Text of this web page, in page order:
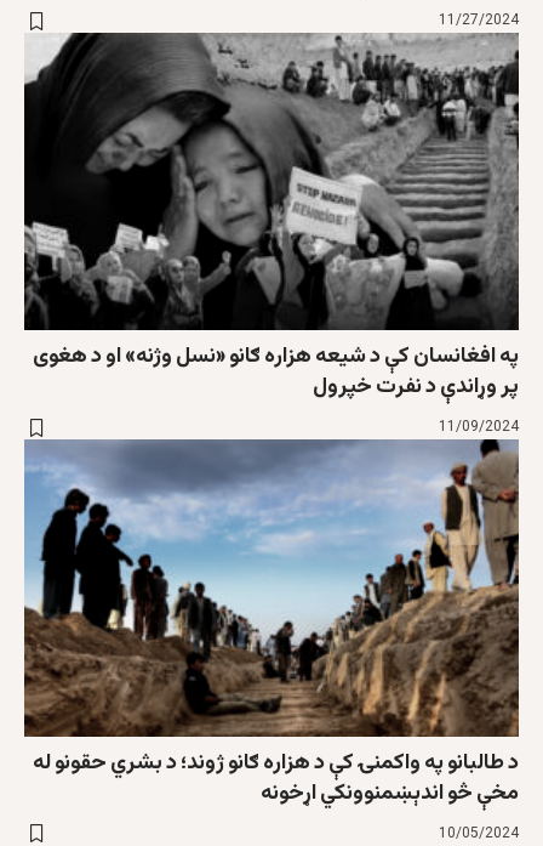
11/27/2024
په افغانسان کې د شیعه هزاره ګانو «نسل وژنه» او د هغوی
پر وړاندې د نفرت خپرول
11/09/2024
د طالبانو په واکمنۍ کې د هزاره ګانو ژوند؛ د بشري حقونو له
مخې څو اندېښمنوونکي اړخونه
10/05/2024